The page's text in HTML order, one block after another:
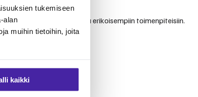
tukemiseen
alan
muihin tietoihin, joita
kaikki
perustutkimuksista erikoisempiin toimenpiteisiin.